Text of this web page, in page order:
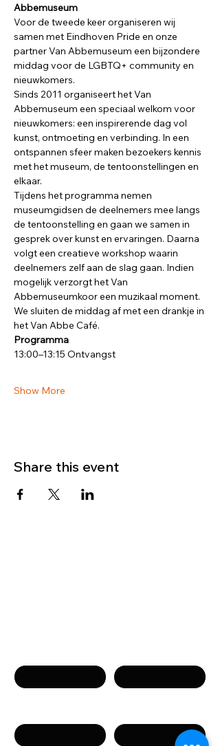
Abbemuseum
Voor de tweede keer organiseren wij
samen met Eindhoven Pride en onze
partner Van Abbemuseum een bijzondere
middag voor de LGBTQ+ community en
nieuwkomers.
Sinds 2011 organiseert het Van
Abbemuseum een speciaal welkom voor
nieuwkomers: een inspirerende dag vol
kunst, ontmoeting en verbinding. In een
ontspannen sfeer maken bezoekers kennis
met het museum, de tentoonstellingen en
elkaar.
Tijdens het programma nemen
museumgidsen de deelnemers mee langs
de tentoonstelling en gaan we samen in
gesprek over kunst en ervaringen. Daarna
volgt een creatieve workshop waarin
deelnemers zelf aan de slag gaan. Indien
mogelijk verzorgt het Van
Abbemuseumkoor een muzikaal moment.
We sluiten de middag af met een drankje in
het Van Abbe Café.
Programma
13:00–13:15 Ontvangst
Show More
Share this event